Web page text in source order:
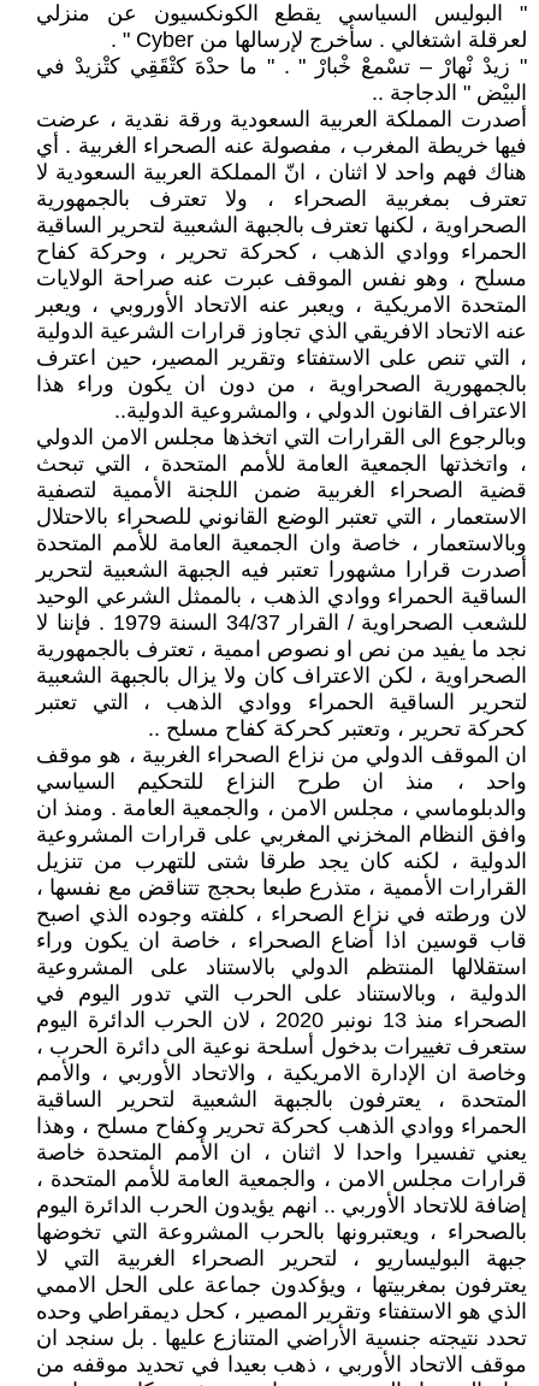
" البوليس السياسي يقطع الكونكسيون عن منزلي
لعرقلة اشتغالي . سأخرج لإرسالها من Cyber " .
" زيدْ نْهارْ – تسْمعْ خْبارْ " . " ما حدْهَ كتْقَقِي كتْزيدْ في
البيْض " الدجاجة ..
أصدرت المملكة العربية السعودية ورقة نقدية ، عرضت
فيها خريطة المغرب ، مفصولة عنه الصحراء الغربية . أي
هناك فهم واحد لا اثنان ، انّ المملكة العربية السعودية لا
تعترف بمغربية الصحراء ، ولا تعترف بالجمهورية
الصحراوية ، لكنها تعترف بالجبهة الشعبية لتحرير الساقية
الحمراء ووادي الذهب ، كحركة تحرير ، وحركة كفاح
مسلح ، وهو نفس الموقف عبرت عنه صراحة الولايات
المتحدة الامريكية ، ويعبر عنه الاتحاد الأوروبي ، ويعبر
عنه الاتحاد الافريقي الذي تجاوز قرارات الشرعية الدولية
، التي تنص على الاستفتاء وتقرير المصير، حين اعترف
بالجمهورية الصحراوية ، من دون ان يكون وراء هذا
الاعتراف القانون الدولي ، والمشروعية الدولية..
وبالرجوع الى القرارات التي اتخذها مجلس الامن الدولي
، واتخذتها الجمعية العامة للأمم المتحدة ، التي تبحث
قضية الصحراء الغربية ضمن اللجنة الأممية لتصفية
الاستعمار ، التي تعتبر الوضع القانوني للصحراء بالاحتلال
وبالاستعمار ، خاصة وان الجمعية العامة للأمم المتحدة
أصدرت قرارا مشهورا تعتبر فيه الجبهة الشعبية لتحرير
الساقية الحمراء ووادي الذهب ، بالممثل الشرعي الوحيد
للشعب الصحراوية / القرار 34/37 السنة 1979 . فإننا لا
نجد ما يفيد من نص او نصوص اممية ، تعترف بالجمهورية
الصحراوية ، لكن الاعتراف كان ولا يزال بالجبهة الشعبية
لتحرير الساقية الحمراء ووادي الذهب ، التي تعتبر
كحركة تحرير ، وتعتبر كحركة كفاح مسلح ..
ان الموقف الدولي من نزاع الصحراء الغربية ، هو موقف
واحد ، منذ ان طرح النزاع للتحكيم السياسي
والدبلوماسي ، مجلس الامن ، والجمعية العامة . ومنذ ان
وافق النظام المخزني المغربي على قرارات المشروعية
الدولية ، لكنه كان يجد طرقا شتى للتهرب من تنزيل
القرارات الأممية ، متذرع طبعا بحجج تتناقض مع نفسها ،
لان ورطته في نزاع الصحراء ، كلفته وجوده الذي اصبح
قاب قوسين اذا أضاع الصحراء ، خاصة ان يكون وراء
استقلالها المنتظم الدولي بالاستناد على المشروعية
الدولية ، وبالاستناد على الحرب التي تدور اليوم في
الصحراء منذ 13 نونبر 2020 ، لان الحرب الدائرة اليوم
ستعرف تغييرات بدخول أسلحة نوعية الى دائرة الحرب ،
وخاصة ان الإدارة الامريكية ، والاتحاد الأوربي ، والأمم
المتحدة ، يعترفون بالجبهة الشعبية لتحرير الساقية
الحمراء ووادي الذهب كحركة تحرير وكفاح مسلح ، وهذا
يعني تفسيرا واحدا لا اثنان ، ان الأمم المتحدة خاصة
قرارات مجلس الامن ، والجمعية العامة للأمم المتحدة ،
إضافة للاتحاد الأوربي .. انهم يؤيدون الحرب الدائرة اليوم
بالصحراء ، ويعتبرونها بالحرب المشروعة التي تخوضها
جبهة البوليساريو ، لتحرير الصحراء الغربية التي لا
يعترفون بمغربيتها ، ويؤكدون جماعة على الحل الاممي
الذي هو الاستفتاء وتقرير المصير ، كحل ديمقراطي وحده
تحدد نتيجته جنسية الأراضي المتنازع عليها . بل سنجد ان
موقف الاتحاد الأوربي ، ذهب بعيدا في تحديد موقفه من